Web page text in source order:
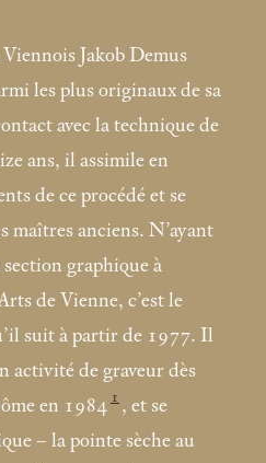
Jakob Demus
les plus originaux de sa
avec la technique de
ans, il assimile en
de ce procédé et se
maîtres anciens. N’ayant
section graphique à
de Vienne, c’est le
suit à partir de 1977. Il
activité de graveur dès
en 1984 1 , et se
– la pointe sèche au